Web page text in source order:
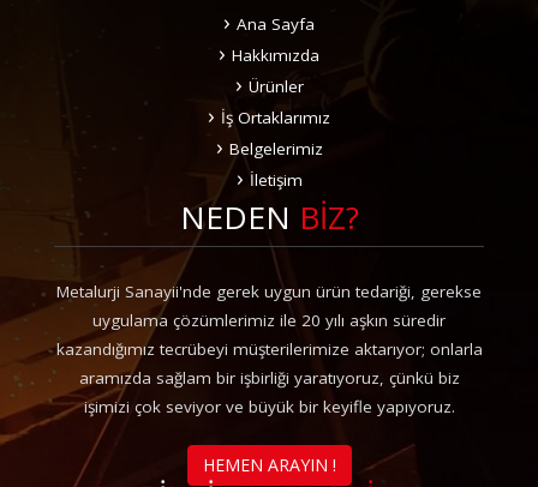
Ana Sayfa
Hakkımızda
Ürünler
İş Ortaklarımız
Belgelerimiz
İletişim
NEDEN BİZ?
Metalurji Sanayii'nde gerek uygun ürün tedariği, gerekse
uygulama çözümlerimiz ile 20 yılı aşkın süredir
kazandığımız tecrübeyi müşterilerimize aktarıyor; onlarla
aramızda sağlam bir işbirliği yaratıyoruz, çünkü biz
işimizi çok seviyor ve büyük bir keyifle yapıyoruz.
HEMEN ARAYIN !